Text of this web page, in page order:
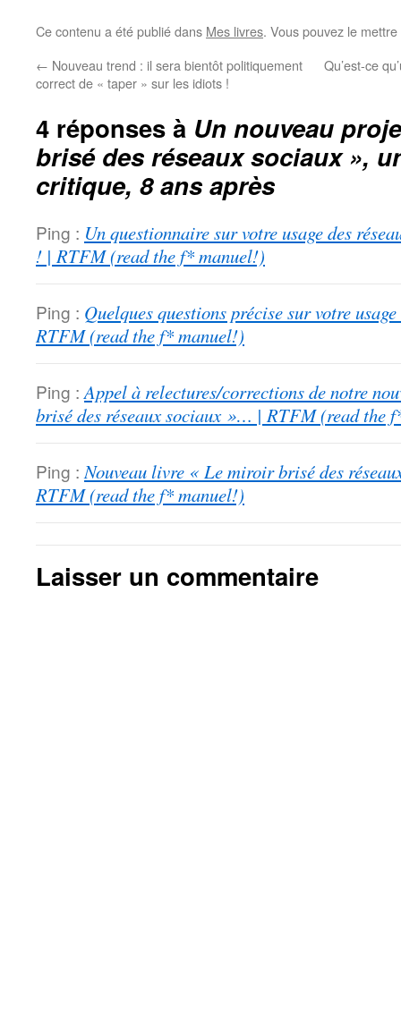
Ce contenu a été publié dans Mes livres. Vous pouvez le
← Nouveau trend : il sera bientôt politiquement
correct de « taper » sur les idiots !
Qu’est-ce
4 réponses à Un nouveau
brisé des réseaux sociaux »,
critique, 8 ans après
Ping : Un questionnaire sur votre usage des
! | RTFM (read the f* manuel!)
Ping : Quelques questions précise sur votre
RTFM (read the f* manuel!)
Ping : Appel à relectures/corrections de notre
brisé des réseaux sociaux »… | RTFM (read the
Ping : Nouveau livre « Le miroir brisé des
RTFM (read the f* manuel!)
Laisser un commentaire